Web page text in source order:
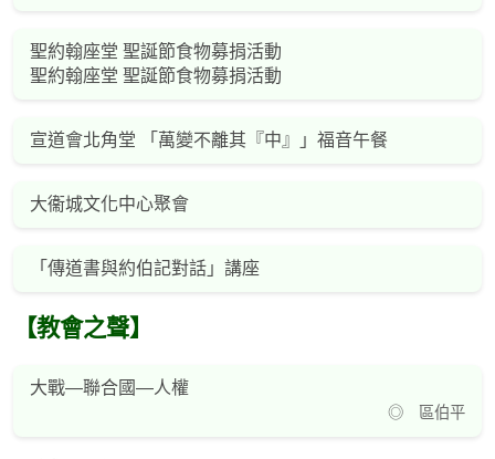
聖約翰座堂 聖誕節食物募捐活動
聖約翰座堂 聖誕節食物募捐活動
宣道會北角堂 「萬變不離其『中』」福音午餐
大衞城文化中心聚會
「傳道書與約伯記對話」講座
【教會之聲】
大戰—聯合國—人權
◎ 區伯平